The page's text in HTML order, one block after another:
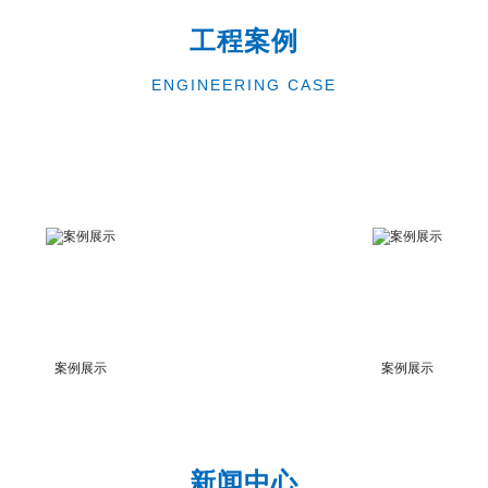
工程案例
ENGINEERING CASE
案例展示 案例展示
新闻中心